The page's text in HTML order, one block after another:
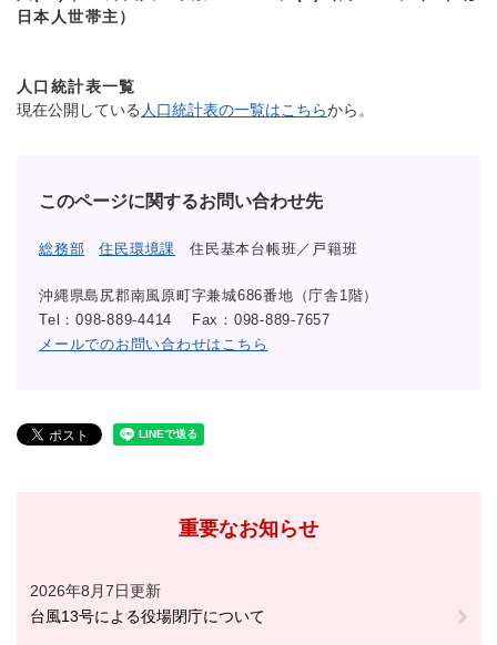
日本人世帯主）
人口統計表一覧
現在公開している 人口統計表の一覧はこちらから。
このページに関するお問い合わせ先
総務部 住民環境課 住民基本台帳班／戸籍班
沖縄県島尻郡南風原町字兼城686番地（庁舎1階）
Tel：098-889-4414
Fax：098-889-7657
メールでのお問い合わせはこちら
重要なお知らせ
2026年8月7日更新
台風13号による役場閉庁について